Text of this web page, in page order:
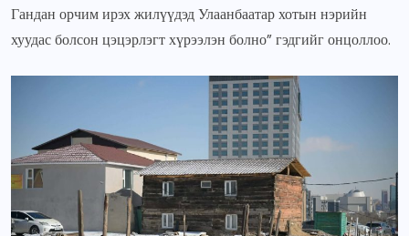
Гандан орчим ирэх жилүүдэд Улаанбаатар хотын нэрийн
хуудас болсон цэцэрлэгт хүрээлэн болно” гэдгийг онцоллоо.